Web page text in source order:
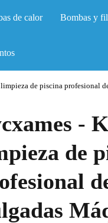
de calor Bombas y
de piscina profesional
-
de